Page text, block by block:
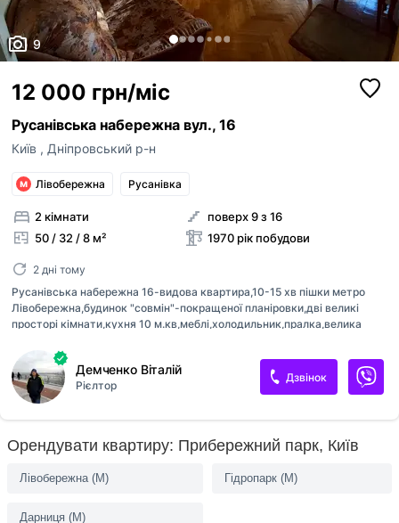
9
12 000 грн/міс
Русанівська набережна вул., 16
Київ , Дніпровський р-н
Лівобережна Русанівка
2 кімнати
50 / 32 / 8 м²
поверх 9 з 16
1970 рік побудови
2 дні тому
Русанівська набережна 16-видова квартира,10-15 хв пішки метро
Лівобережна,будинок "совмін"-покращеної планіровки,дві великі
просторі кімнати,кухня 10 м.кв,меблі,холодильник,пралка,велика
Дніпро, набережна вздовж Дніпра,поруч пляж,АТБ,Сільпо,метро
Лівобережна,генератор працює при відключенні
свіїтла,бомбосховище в будинку,12000грн.
Демченко Віталій
Рієлтор
Дзвінок
Орендувати квартиру: Прибережний парк, Київ
Лівобережна (M)
Дарниця (M)
Гідропарк (M)